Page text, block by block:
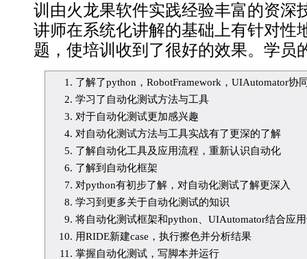
训由火龙果软件实践经验丰富的资深
讲师在系统化讲解的基础上有针对性
题，使培训收到了很好的效果。学员
了解了python，RobotFramework，UIAutomator协
学习了自动化测试方法与工具
对于自动化测试更加感兴趣
对自动化测试方法与工具实战有了更深的了解
了解自动化工具及应用流程，重新认识自动化
了解到自动化框架
对python有初步了解，对自动化测试了解更深入
学习到更多关于自动化测试的知识
将自动化测试框架和python、UIAutomator结合应
用RIDE新建case，执行擦色并分析结果
掌握自动化测试，写脚本并运行